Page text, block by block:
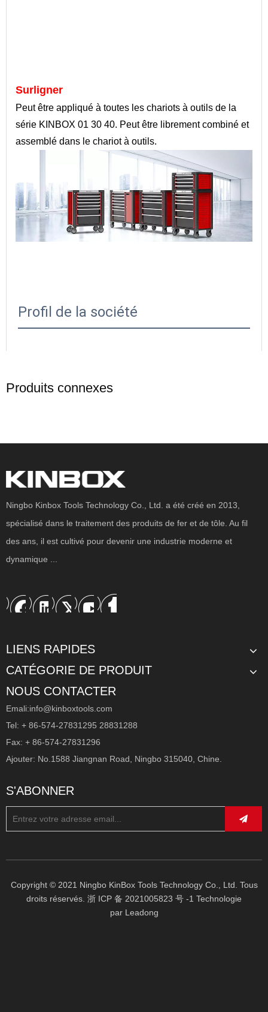
Surligner
Peut être appliqué à toutes les chariots à outils de la
série KINBOX 01 30 40. Peut être librement combiné et
assemblé dans le chariot à outils.
Profil de la société
en 2013, spécialisé dans le traitement de produits de
et de l'établi, etc.
une superficie d'environ 50 000 mètres carrés. Grâce à
avancées pour le travail et le traitement des tôles,
associées à une organisation dynamique, KinBox est
Produits connexes
Cabinet de rangement d'outils économiques 7 tiroirs pour l'entrepôt 7 tiroirs en gros de l'armoire de rangement des outils pour l'entrepôt
Ningbo Kinbox Tools Technology Co., Ltd. a été créé en 2013,
spécialisé dans le traitement des produits de fer et de tôle. Au fil
des ans, il est cultivé pour devenir une industrie moderne et
dynamique ...
LIENS RAPIDES
CATÉGORIE DE PRODUIT
NOUS CONTACTER
Emali:info@kinboxtools.com
Tel: + 86-574-27831295 28831288
Fax: + 86-574-27831296
Ajouter: No.1588 Jiangnan Road, Ningbo 315040, Chine.
S'ABONNER
Copyright © 2021 Ningbo KinBox Tools Technology Co., Ltd. Tous
droits réservés. 浙 ICP 备 2021005823 号 -1 Technologie
par Leadong